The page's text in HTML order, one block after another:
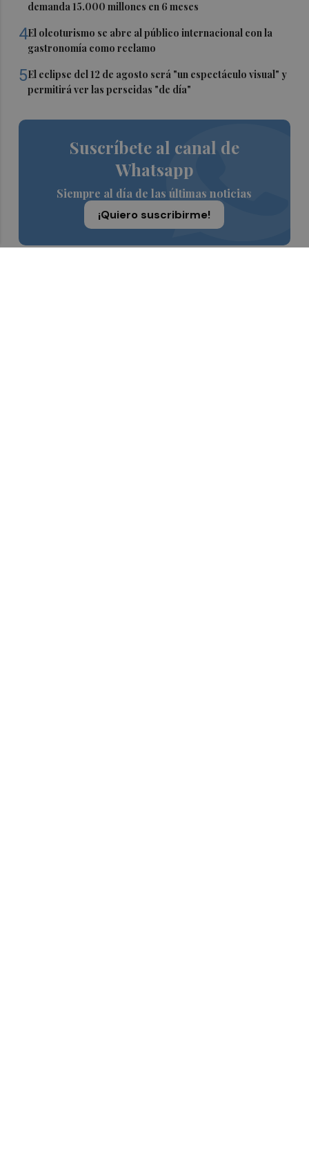
demanda 15.000 millones en 6 meses
4El oleoturismo se abre al público internacional con la
gastronomía como reclamo
5El eclipse del 12 de agosto será "un espectáculo visual" y
permitirá ver las perseidas "de día"
Suscríbete al canal de
Whatsapp
Siempre al día de las últimas noticias
¡Quiero suscribirme!